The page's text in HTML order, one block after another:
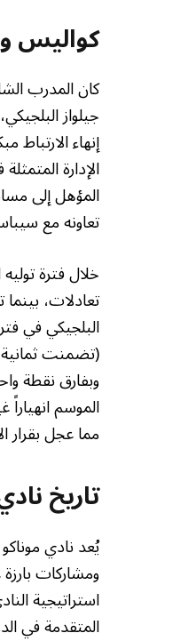
كواليس
إنهاء
الإدارة
المؤهل إلى
تعاونه مع
البلجيكي في
وبفارق نقطة
الموسم
مما عجل بقرار
تاريخ
يُعد نادي
استراتيجية
المتقدمة في